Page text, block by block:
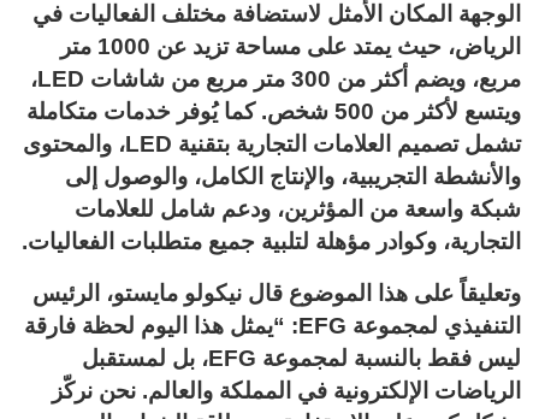
الوجهة المكان الأمثل لاستضافة مختلف الفعاليات في
الرياض، حيث يمتد على مساحة تزيد عن 1000 متر
مربع، ويضم أكثر من 300 متر مربع من شاشات LED،
ويتسع لأكثر من 500 شخص. كما يُوفر خدمات متكاملة
تشمل تصميم العلامات التجارية بتقنية LED، والمحتوى
والأنشطة التجريبية، والإنتاج الكامل، والوصول إلى
شبكة واسعة من المؤثرين، ودعم شامل للعلامات
التجارية، وكوادر مؤهلة لتلبية جميع متطلبات الفعاليات.
وتعليقاً على هذا الموضوع قال نيكولو مايستو، الرئيس
التنفيذي لمجموعة EFG: “يمثل هذا اليوم لحظة فارقة
ليس فقط بالنسبة لمجموعة EFG، بل لمستقبل
الرياضات الإلكترونية في المملكة والعالم. نحن نركّز